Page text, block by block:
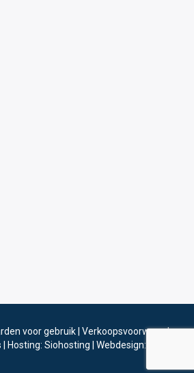
voor gebruik Verkoopsvoorwaarden
Hosting: Siohosting Webdesign: Sinergio